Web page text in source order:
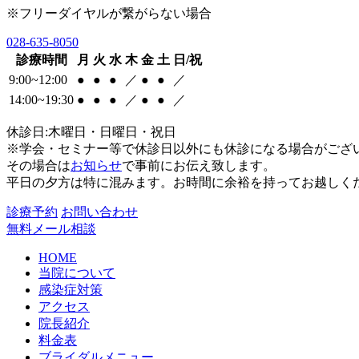
※フリーダイヤルが繋がらない場合
028-635-8050
診療時間
月 火 水 木 金 土 日/祝
9:00~12:00
● ● ● ／ ● ●
／
14:00~19:30 ● ● ● ／ ● ● ／
休診日:木曜日・日曜日・祝日
※学会・セミナー等で休診日以外にも休診になる場合がござ
その場合はお知らせで事前にお伝え致します。
平日の夕方は特に混みます。お時間に余裕を持ってお越しく
診療予約 お問い合わせ
無料メール相談
HOME
当院について
感染症対策
アクセス
院長紹介
料金表